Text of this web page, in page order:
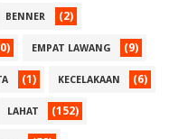
BENNER (2)
EMPAT LAWANG (9)
(1) KECELAKAAN (6)
LAHAT (152)